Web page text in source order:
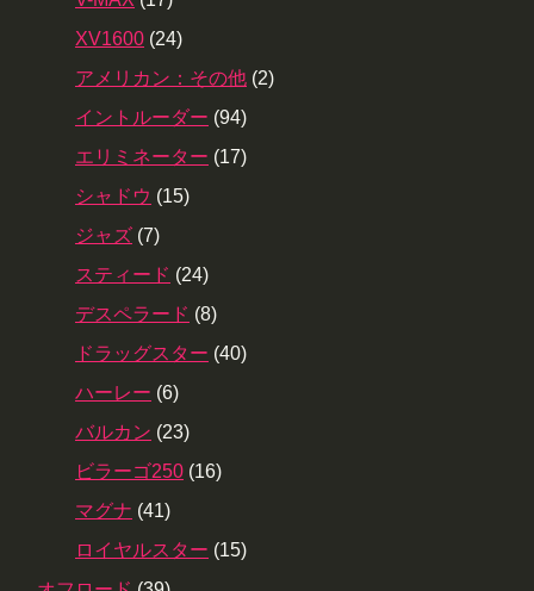
XV1600 (24)
アメリカン：その他 (2)
イントルーダー (94)
エリミネーター (17)
シャドウ (15)
ジャズ (7)
スティード (24)
デスペラード (8)
ドラッグスター (40)
ハーレー (6)
バルカン (23)
ビラーゴ250 (16)
マグナ (41)
ロイヤルスター (15)